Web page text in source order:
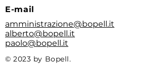
E-mail
amministrazione@bopell.it
alberto@bopell.it
paolo@bopell.it
© 2023 by Bopell.